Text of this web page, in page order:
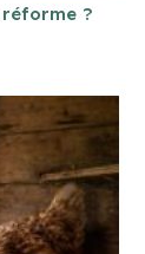
réforme ?